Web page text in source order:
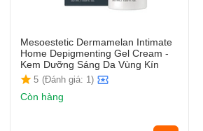
Mesoestetic Dermamelan Intimate
Home Depigmenting Gel Cream -
Kem Dưỡng Sáng Da Vùng Kín
5 (Đánh giá: 1)
Còn hàng